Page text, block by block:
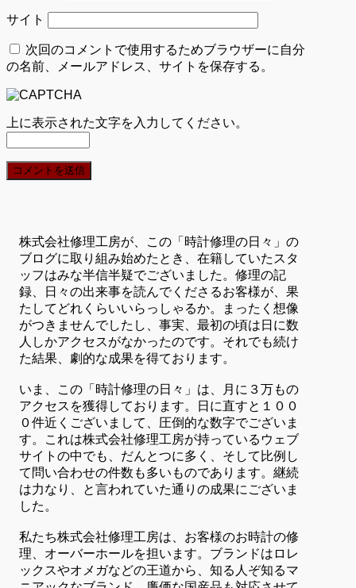
サイト
次回のコメントで使用するためブラウザーに自分
の名前、メールアドレス、サイトを保存する。
上に表示された文字を入力してください。
株式会社修理工房が、この「時計修理の日々」の
ブログに取り組み始めたとき、在籍していたスタ
ッフはみな半信半疑でございました。修理の記
録、日々の出来事を読んでくださるお客様が、果
たしてどれくらいいらっしゃるか。まったく想像
がつきませんでしたし、事実、最初の頃は日に数
人しかアクセスがなかったのです。それでも続け
た結果、劇的な成果を得ております。
いま、この「時計修理の日々」は、月に３万もの
アクセスを獲得しております。日に直すと１００
０件近くございまして、圧倒的な数字でございま
す。これは株式会社修理工房が持っているウェブ
サイトの中でも、だんとつに多く、そして比例し
て問い合わせの件数も多いものであります。継続
は力なり、と言われていた通りの成果にございま
した。
私たち株式会社修理工房は、お客様のお時計の修
理、オーバーホールを担います。ブランドはロレ
ックスやオメガなどの王道から、知る人ぞ知るマ